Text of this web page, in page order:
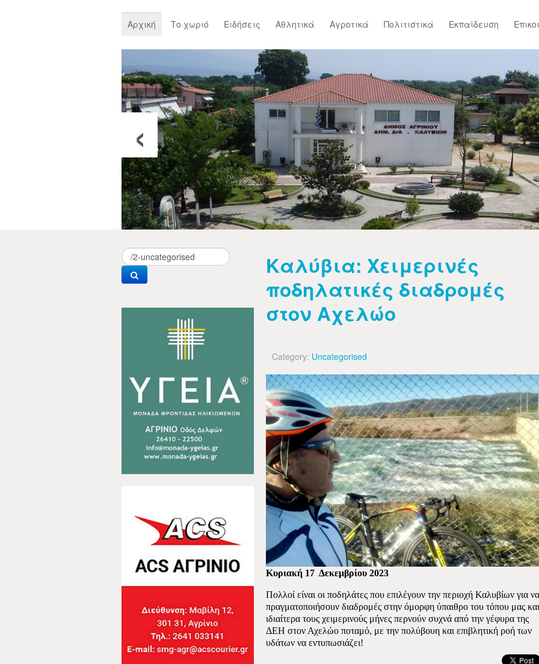
Αρχική Το χωριό Ειδήσεις Αθλητικά Αγροτικά Πολιτιστικά Εκπαίδευση
‹
Καλύβια: Χειμερινές
ποδηλατικές διαδρομές
στον Αχελώο
Category: Uncategorised
Κυριακή 17 Δεκεμβρίου 2023
Πολλοί είναι οι ποδηλάτες που επιλέγουν την περιοχή Καλυβίων για να
πραγματοποιήσουν διαδρομές στην όμορφη ύπαιθρο του τόπου μας και
ιδιαίτερα τους χειμερινούς μήνες περνούν συχνά από την γέφυρα της
ΔΕΗ στον Αχελώο ποταμό, με την πολύβουη και επιβλητική ροή των
υδάτων να εντυπωσιάζει!